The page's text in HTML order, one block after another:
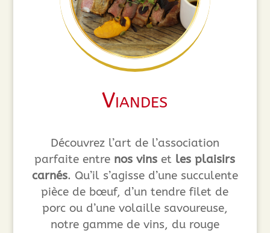
Viandes
Découvrez l’art de l’association
parfaite entre nos vins et les plaisirs
carnés. Qu’il s’agisse d’une succulente
pièce de bœuf, d’un tendre filet de
porc ou d’une volaille savoureuse,
notre gamme de vins, du rouge